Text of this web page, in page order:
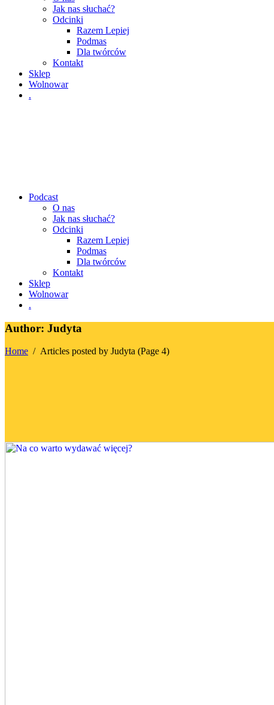
Jak nas słuchać?
Odcinki
Razem Lepiej
Podmas
Dla twórców
Kontakt
Sklep
Wolnowar
.
Podcast
O nas
Jak nas słuchać?
Odcinki
Razem Lepiej
Podmas
Dla twórców
Kontakt
Sklep
Wolnowar
.
Author: Judyta
Home / Articles posted by Judyta (Page 4)